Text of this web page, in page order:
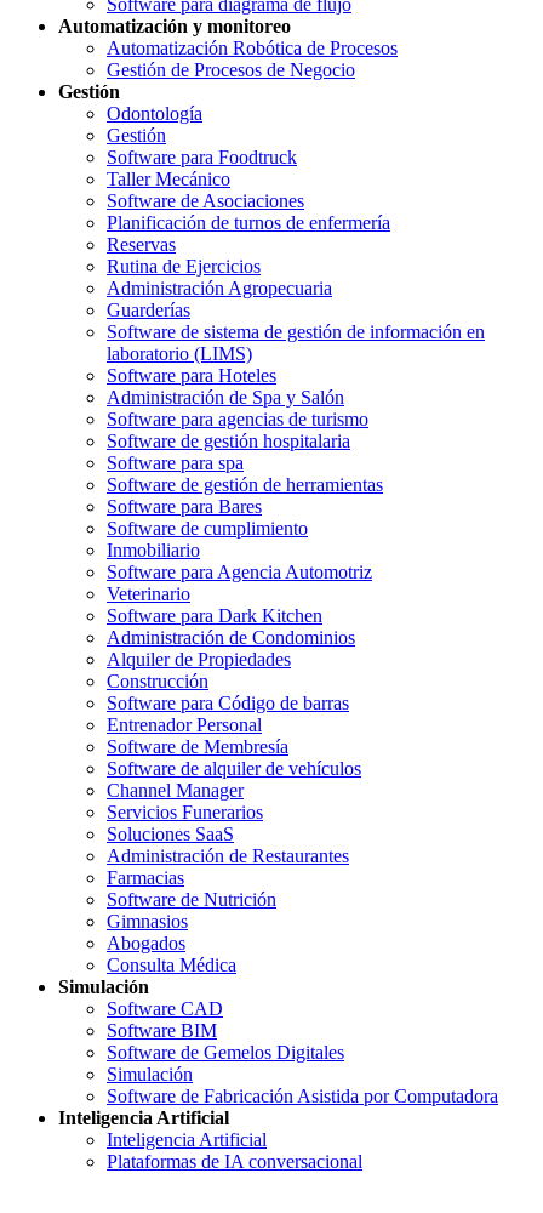
Software para diagrama de flujo
Automatización y monitoreo
Automatización Robótica de Procesos
Gestión de Procesos de Negocio
Gestión
Odontología
Gestión
Software para Foodtruck
Taller Mecánico
Software de Asociaciones
Planificación de turnos de enfermería
Reservas
Rutina de Ejercicios
Administración Agropecuaria
Guarderías
Software de sistema de gestión de información en
laboratorio (LIMS)
Software para Hoteles
Administración de Spa y Salón
Software para agencias de turismo
Software de gestión hospitalaria
Software para spa
Software de gestión de herramientas
Software para Bares
Software de cumplimiento
Inmobiliario
Software para Agencia Automotriz
Veterinario
Software para Dark Kitchen
Administración de Condominios
Alquiler de Propiedades
Construcción
Software para Código de barras
Entrenador Personal
Software de Membresía
Software de alquiler de vehículos
Channel Manager
Servicios Funerarios
Soluciones SaaS
Administración de Restaurantes
Farmacias
Software de Nutrición
Gimnasios
Abogados
Consulta Médica
Simulación
Software CAD
Software BIM
Software de Gemelos Digitales
Simulación
Software de Fabricación Asistida por Computadora
Inteligencia Artificial
Inteligencia Artificial
Plataformas de IA conversacional